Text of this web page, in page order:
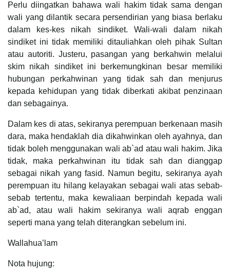
Perlu diingatkan bahawa wali hakim tidak sama dengan
wali yang dilantik secara persendirian yang biasa berlaku
dalam kes-kes nikah sindiket. Wali-wali dalam nikah
sindiket ini tidak memiliki ditauliahkan oleh pihak Sultan
atau autoriti. Justeru, pasangan yang berkahwin melalui
skim nikah sindiket ini berkemungkinan besar memiliki
hubungan perkahwinan yang tidak sah dan menjurus
kepada kehidupan yang tidak diberkati akibat penzinaan
dan sebagainya.
Dalam kes di atas, sekiranya perempuan berkenaan masih
dara, maka hendaklah dia dikahwinkan oleh ayahnya, dan
tidak boleh menggunakan wali ab`ad atau wali hakim. Jika
tidak, maka perkahwinan itu tidak sah dan dianggap
sebagai nikah yang fasid. Namun begitu, sekiranya ayah
perempuan itu hilang kelayakan sebagai wali atas sebab-
sebab tertentu, maka kewaliaan berpindah kepada wali
ab`ad, atau wali hakim sekiranya wali aqrab enggan
seperti mana yang telah diterangkan sebelum ini.
Wallahua’lam
Nota hujung: